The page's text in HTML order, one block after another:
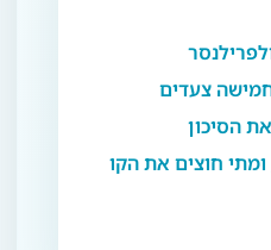
חמישה צעדים
חוצים את הקו